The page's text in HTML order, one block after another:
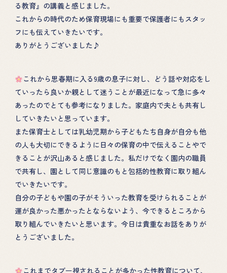
る教育』の講義と感じました。
これからの時代のため保育現場にも重要で保護者にもスタッ
フにも伝えていきたいです。
ありがとうございました♪
これから思春期に入る9歳の息子に対し、どう話や対応をし
ていったら良いか親として迷うことが最近になって急に多々
あったのでとても参考になりました。家庭内で夫とも共有し
していきたいと思っています。
また保育士としては乳幼児期から子どもたち自身が自分も他
の人も大切にできるように日々の保育の中で伝えることやで
きることが沢山あると感じました。私だけでなく園内の職員
で共有し、園として同じ意識のもと包括的性教育に取り組ん
でいきたいです。
自分の子どもや園の子がそういった教育を受けられることが
運が良かった悪かったとならないよう、今できるところから
取り組んでいきたいと思います。今日は貴重なお話をありが
とうございました。
これまでタブー視されることが多かった性教育について、